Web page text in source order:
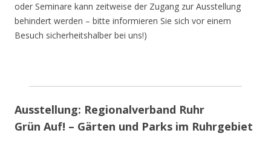
oder Seminare kann zeitweise der Zugang zur Ausstellung
behindert werden – bitte informieren Sie sich vor einem
Besuch sicherheitshalber bei uns!)
Ausstellung: Regionalverband Ruhr
Grün Auf! – Gärten und Parks im Ruhrgebiet